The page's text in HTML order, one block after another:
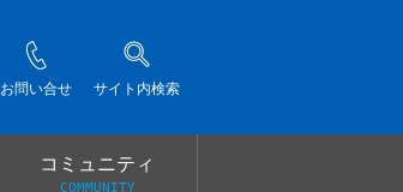
お問い合せ サイト内検索
コミュニティ
COMMUNITY